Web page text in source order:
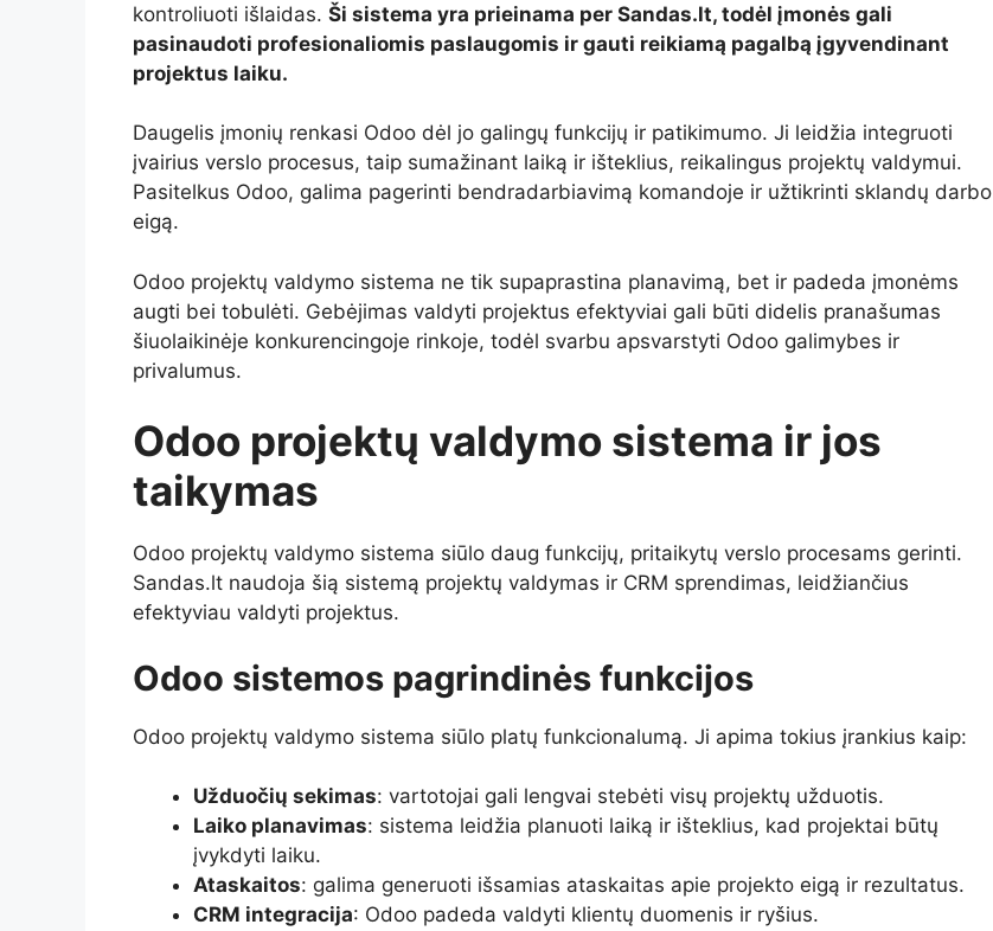
kontroliuoti išlaidas. Ši sistema yra prieinama per Sandas.lt, todėl įmonės gali
pasinaudoti profesionaliomis paslaugomis ir gauti reikiamą pagalbą įgyvendinant
projektus laiku.
Daugelis įmonių renkasi Odoo dėl jo galingų funkcijų ir patikimumo. Ji leidžia integruoti
įvairius verslo procesus, taip sumažinant laiką ir išteklius, reikalingus projektų valdymui.
Pasitelkus Odoo, galima pagerinti bendradarbiavimą komandoje ir užtikrinti sklandų darbo
eigą.
Odoo projektų valdymo sistema ne tik supaprastina planavimą, bet ir padeda įmonėms
augti bei tobulėti. Gebėjimas valdyti projektus efektyviai gali būti didelis pranašumas
šiuolaikinėje konkurencingoje rinkoje, todėl svarbu apsvarstyti Odoo galimybes ir
privalumus.
Odoo projektų valdymo sistema ir jos
taikymas
Odoo projektų valdymo sistema siūlo daug funkcijų, pritaikytų verslo procesams gerinti.
Sandas.lt naudoja šią sistemą projektų valdymas ir CRM sprendimas, leidžiančius
efektyviau valdyti projektus.
Odoo sistemos pagrindinės funkcijos
Odoo projektų valdymo sistema siūlo platų funkcionalumą. Ji apima tokius įrankius kaip:
Užduočių sekimas: vartotojai gali lengvai stebėti visų projektų užduotis.
Laiko planavimas: sistema leidžia planuoti laiką ir išteklius, kad projektai būtų
įvykdyti laiku.
Ataskaitos: galima generuoti išsamias ataskaitas apie projekto eigą ir rezultatus.
CRM integracija: Odoo padeda valdyti klientų duomenis ir ryšius.